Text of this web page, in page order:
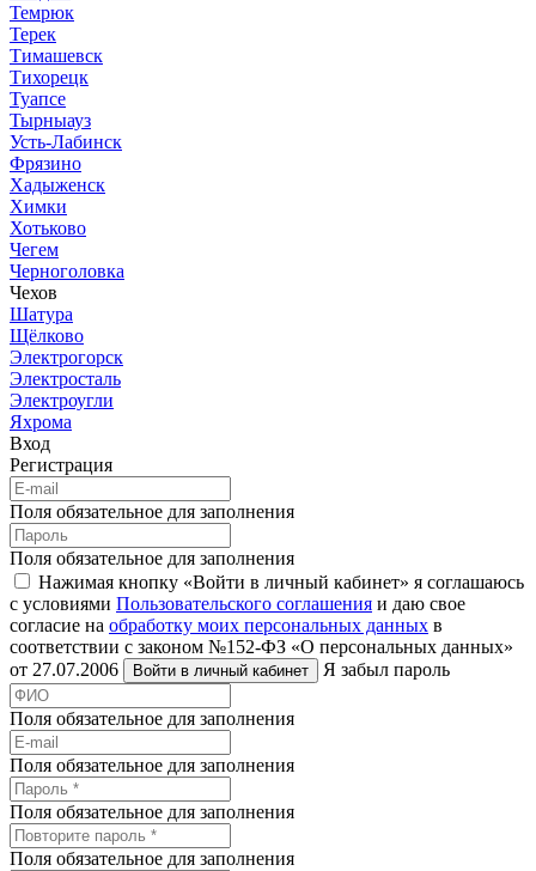
Темрюк
Терек
Тимашевск
Тихорецк
Туапсе
Тырныауз
Усть-Лабинск
Фрязино
Хадыженск
Химки
Хотьково
Чегем
Черноголовка
Чехов
Шатура
Щёлково
Электрогорск
Электросталь
Электроугли
Яхрома
Вход
Регистрация
Поля обязательное для заполнения
Поля обязательное для заполнения
Нажимая кнопку «Войти в личный кабинет» я соглашаюсь
с условиями Пользовательского соглашения и даю свое
согласие на обработку моих персональных данных в
соответствии с законом №152-ФЗ «О персональных данных»
от 27.07.2006
Войти в личный кабинет Я забыл пароль
Поля обязательное для заполнения
Поля обязательное для заполнения
Поля обязательное для заполнения
Поля обязательное для заполнения